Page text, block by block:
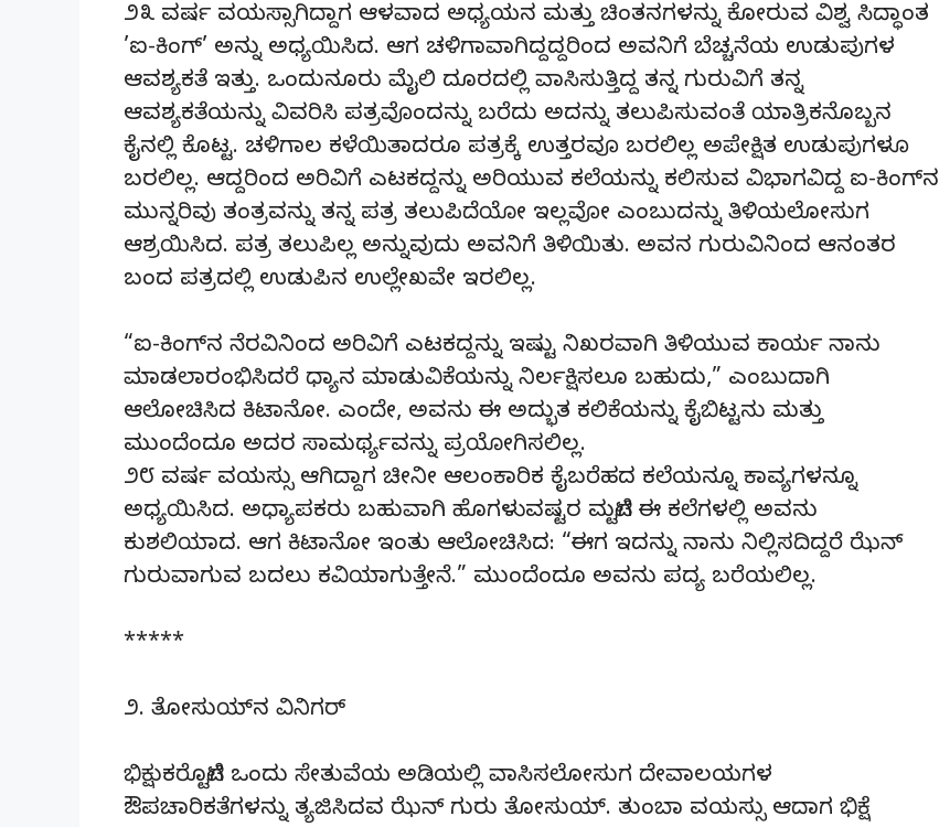
೨೩ ವರ್ಷ ವಯಸ್ಸಾಗಿದ್ದಾಗ ಆಳವಾದ ಅಧ್ಯಯನ ಮತ್ತು ಚಿಂತನಗಳನ್ನು ಕೋರುವ ವಿಶ್ವ ಸಿದ್ಧಾಂತ
’ಐ-ಕಿಂಗ್’ ಅನ್ನು ಅಧ್ಯಯಿಸಿದ. ಆಗ ಚಳಿಗಾವಾಗಿದ್ದದ್ದರಿಂದ ಅವನಿಗೆ ಬೆಚ್ಚನೆಯ ಉಡುಪುಗಳ
ಆವಶ್ಯಕತೆ ಇತ್ತು. ಒಂದುನೂರು ಮೈಲಿ ದೂರದಲ್ಲಿ ವಾಸಿಸುತ್ತಿದ್ದ ತನ್ನ ಗುರುವಿಗೆ ತನ್ನ
ಆವಶ್ಯಕತೆಯನ್ನು ವಿವರಿಸಿ ಪತ್ರವೊಂದನ್ನು ಬರೆದು ಅದನ್ನು ತಲುಪಿಸುವಂತೆ ಯಾತ್ರಿಕನೊಬ್ಬನ
ಕೈನಲ್ಲಿ ಕೊಟ್ಟ. ಚಳಿಗಾಲ ಕಳೆಯಿತಾದರೂ ಪತ್ರಕ್ಕೆ ಉತ್ತರವೂ ಬರಲಿಲ್ಲ ಅಪೇಕ್ಷಿತ ಉಡುಪುಗಳೂ
ಬರಲಿಲ್ಲ. ಆದ್ದರಿಂದ ಅರಿವಿಗೆ ಎಟಕದ್ದನ್ನು ಅರಿಯುವ ಕಲೆಯನ್ನು ಕಲಿಸುವ ವಿಭಾಗವಿದ್ದ ಐ-ಕಿಂಗ್‌ನ
ಮುನ್ನರಿವು ತಂತ್ರವನ್ನು ತನ್ನ ಪತ್ರ ತಲುಪಿದೆಯೋ ಇಲ್ಲವೋ ಎಂಬುದನ್ನು ತಿಳಿಯಲೋಸುಗ
ಆಶ್ರಯಿಸಿದ. ಪತ್ರ ತಲುಪಿಲ್ಲ ಅನ್ನುವುದು ಅವನಿಗೆ ತಿಳಿಯಿತು. ಅವನ ಗುರುವಿನಿಂದ ಆನಂತರ
ಬಂದ ಪತ್ರದಲ್ಲಿ ಉಡುಪಿನ ಉಲ್ಲೇಖವೇ ಇರಲಿಲ್ಲ.
“ಐ-ಕಿಂಗ್‌ನ ನೆರವಿನಿಂದ ಅರಿವಿಗೆ ಎಟಕದ್ದನ್ನು ಇಷ್ಟು ನಿಖರವಾಗಿ ತಿಳಿಯುವ ಕಾರ್ಯ ನಾನು
ಮಾಡಲಾರಂಭಿಸಿದರೆ ಧ್ಯಾನ ಮಾಡುವಿಕೆಯನ್ನು ನಿರ್ಲಕ್ಷಿಸಲೂ ಬಹುದು,” ಎಂಬುದಾಗಿ
ಆಲೋಚಿಸಿದ ಕಿಟಾನೋ. ಎಂದೇ, ಅವನು ಈ ಅದ್ಭುತ ಕಲಿಕೆಯನ್ನು ಕೈಬಿಟ್ಟನು ಮತ್ತು
ಮುಂದೆಂದೂ ಅದರ ಸಾಮರ್ಥ್ಯವನ್ನು ಪ್ರಯೋಗಿಸಲಿಲ್ಲ.
೨೮ ವರ್ಷ ವಯಸ್ಸು ಆಗಿದ್ದಾಗ ಚೀನೀ ಆಲಂಕಾರಿಕ ಕೈಬರೆಹದ ಕಲೆಯನ್ನೂ ಕಾವ್ಯಗಳನ್ನೂ
ಅಧ್ಯಯಿಸಿದ. ಅಧ್ಯಾಪಕರು ಬಹುವಾಗಿ ಹೊಗಳುವಷ್ಟರ ಮಟ್ಟಿಗೆ ಈ ಕಲೆಗಳಲ್ಲಿ ಅವನು
ಕುಶಲಿಯಾದ. ಆಗ ಕಿಟಾನೋ ಇಂತು ಆಲೋಚಿಸಿದ: “ಈಗ ಇದನ್ನು ನಾನು ನಿಲ್ಲಿಸದಿದ್ದರೆ ಝೆನ್‌
ಗುರುವಾಗುವ ಬದಲು ಕವಿಯಾಗುತ್ತೇನೆ.” ಮುಂದೆಂದೂ ಅವನು ಪದ್ಯ ಬರೆಯಲಿಲ್ಲ.
*****
೨. ತೋಸುಯ್‌ನ ವಿನಿಗರ್‌
ಭಿಕ್ಷುಕರೊಟ್ಟಿಗೆ ಒಂದು ಸೇತುವೆಯ ಅಡಿಯಲ್ಲಿ ವಾಸಿಸಲೋಸುಗ ದೇವಾಲಯಗಳ
ಔಪಚಾರಿಕತೆಗಳನ್ನು ತ್ಯಜಿಸಿದವ ಝೆನ್‌ ಗುರು ತೋಸುಯ್‌. ತುಂಬಾ ವಯಸ್ಸು ಆದಾಗ ಭಿಕ್ಷೆ